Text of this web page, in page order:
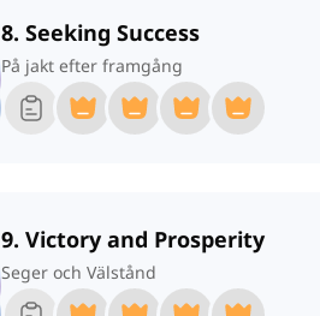
8. Seeking Success
På jakt efter framgång
9. Victory and Prosperity
Seger och Välstånd